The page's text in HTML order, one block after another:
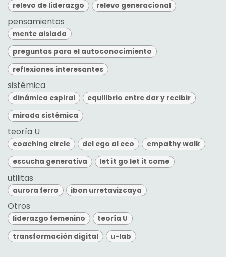
relevo de liderazgo
relevo generacional
pensamientos
mente aislada
preguntas para el autoconocimiento
reflexiones interesantes
sistémica
dinámica espiral
equilibrio entre dar y recibir
mirada sistémica
teoría U
coaching circle del ego al eco
empathy walk
escucha generativa
let it go let it come
utilitas
aurora ferro ibon urretavizcaya
Otros
liderazgo femenino
teoría U
transformación digital
u-lab